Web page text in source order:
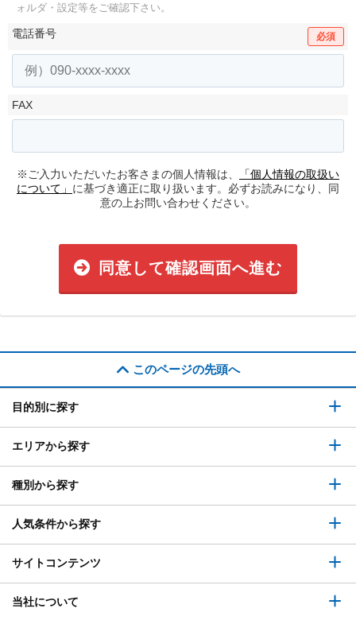
ォルダ・設定等をご確認下さい。
電話番号 必須
FAX
※ご入力いただいたお客さまの個人情報は、
「個人情報の取扱い
について」 に基づき適正に取り扱います。必ずお読みになり、同
意の上お問い合わせください。
同意して確認画面へ進む
このページの先頭へ
目的別に探す
エリアから探す
種別から探す
人気条件から探す
サイトコンテンツ
当社について